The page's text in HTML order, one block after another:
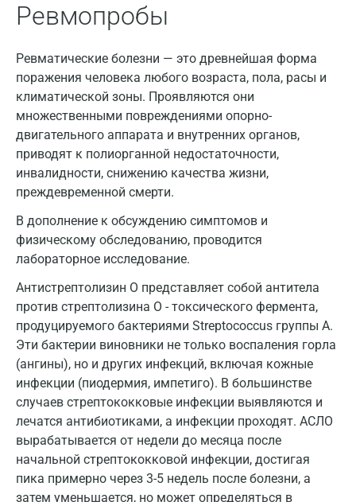
Ревмопробы
Ревматические болезни — это древнейшая форма
поражения человека любого возраста, пола, расы и
климатической зоны. Проявляются они
множественными повреждениями опорно-
двигательного аппарата и внутренних органов,
приводят к полиорганной недостаточности,
инвалидности, снижению качества жизни,
преждевременной смерти.
В дополнение к обсуждению симптомов и
физическому обследованию, проводится
лабораторное исследование.
Антистрептолизин О представляет собой антитела
против стрептолизина О - токсического фермента,
продуцируемого бактериями Streptococcus группы А.
Эти бактерии виновники не только воспаления горла
(ангины), но и других инфекций, включая кожные
инфекции (пиодермия, импетиго). В большинстве
случаев стрептококковые инфекции выявляются и
лечатся антибиотиками, а инфекции проходят. АСЛО
вырабатывается от недели до месяца после
начальной стрептококковой инфекции, достигая
пика примерно через 3-5 недель после болезни, а
затем уменьшается, но может определяться в
Голубое
Дзержинск
Дзержинский
Дмитров
Долгопрудный
Домодедово
Жуковский
Звенигород
Зеленоград
Иваново
Ивантеевка
Ижевск
Истра
Йошкар-Ола
Калининград